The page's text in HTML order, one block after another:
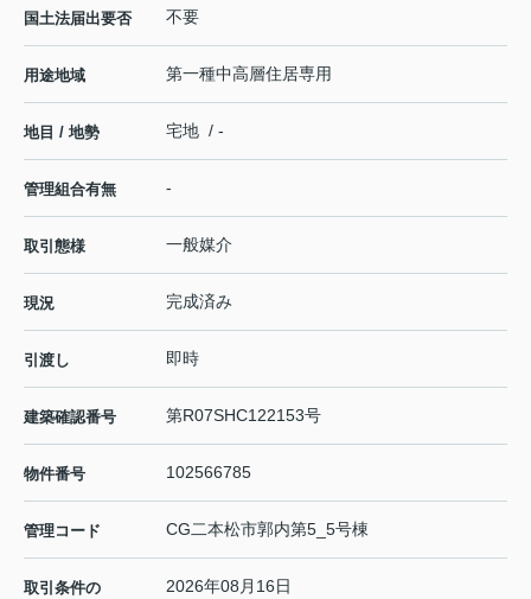
国土法届出要否 不要
用途地域 第一種中高層住居専用
地目 / 地勢 宅地 / -
管理組合有無 -
取引態様 一般媒介
現況 完成済み
引渡し 即時
建築確認番号 第R07SHC122153号
物件番号 102566785
管理コード CG二本松市郭内第5_5号棟
取引条件の
2026年08月16日